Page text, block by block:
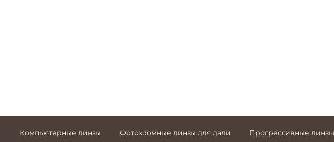
Компьютерные линзы Фотохромные линзы для дали Прогрессивные линзы